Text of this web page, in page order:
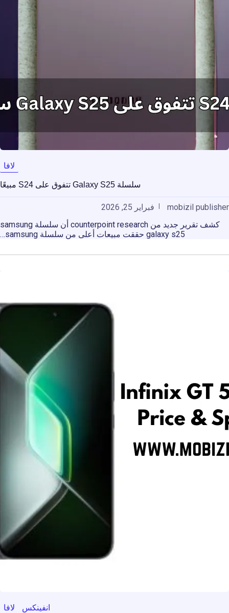
لافا
سلسلة Galaxy S25 تتفوق على S24 مبيعًا
mobizil publisher
فبراير 25, 2026
كشف تقرير جديد من counterpoint research أن سلسلة samsung
galaxy s25 حققت مبيعات أعلى من سلسلة samsung…
انفينكس لافا